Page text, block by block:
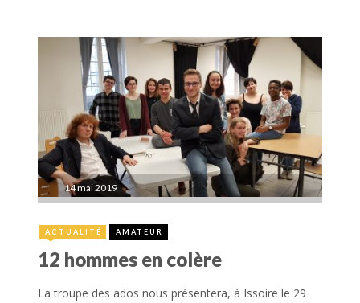
14 mai 2019
ACTUALITÉ AMATEUR
12 hommes en colère
La troupe des ados nous présentera, à Issoire le 29